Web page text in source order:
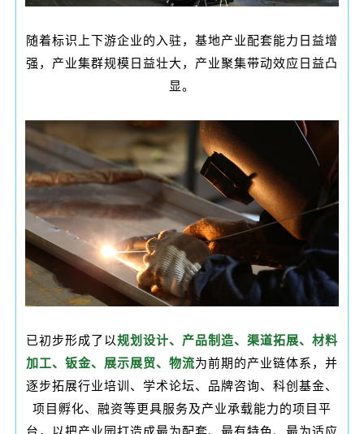
随着标识上下游企业的入驻，基地产业配套能力日益增
强，产业集群规模日益壮大，产业聚集带动效应日益凸
显。
已初步形成了以规划设计、产品制造、渠道拓展、材料
加工、钣金、展示展贸、物流为前期的产业链体系，并
逐步拓展行业培训、学术论坛、品牌咨询、科创基金、
项目孵化、融资等更具服务及产业承载能力的项目平